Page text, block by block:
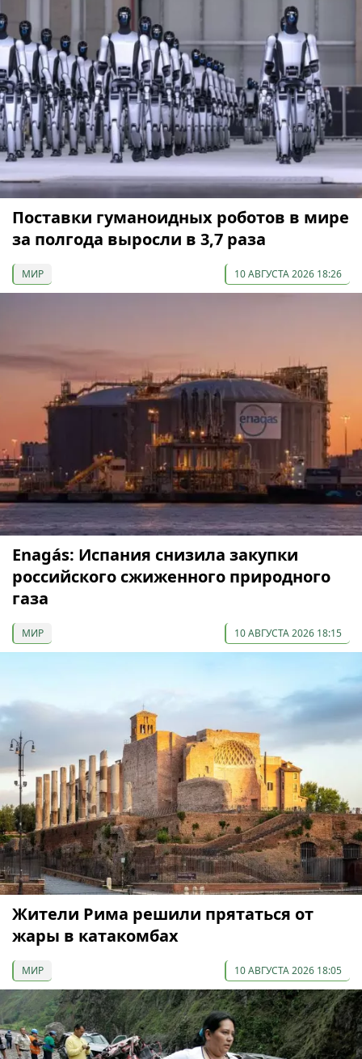
Поставки гуманоидных роботов в мире
за полгода выросли в 3,7 раза
МИР 10 АВГУСТА 2026 18:26
Enagás: Испания снизила закупки
российского сжиженного природного
газа
МИР 10 АВГУСТА 2026 18:15
Жители Рима решили прятаться от
жары в катакомбах
МИР 10 АВГУСТА 2026 18:05